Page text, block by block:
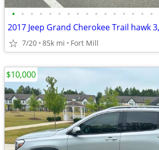
• • • • • • • • • • • • • • • •
2017 Jeep Grand Cherokee Trail hawk
7/20 85k mi Fort Mill
$10,000